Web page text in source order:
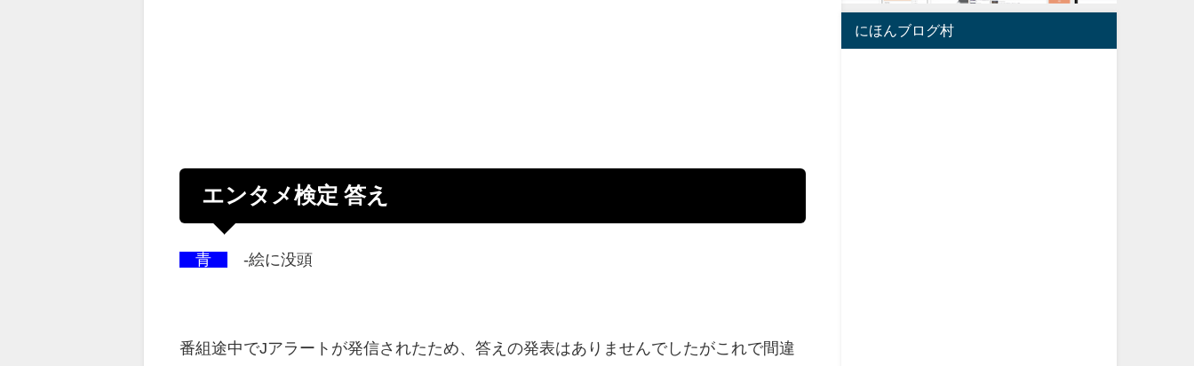
エンタメ検定 答え
青 -絵に没頭
番組途中でJアラートが発信されたため、答えの発表はありませんでしたがこれで間違
にほんブログ村